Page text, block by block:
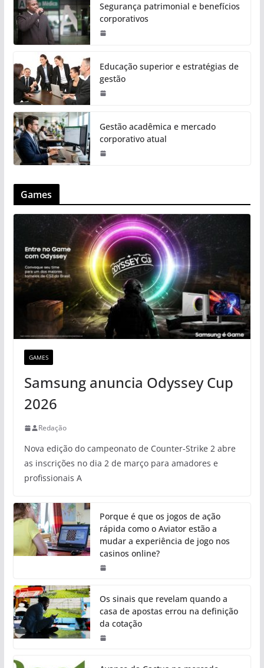
Segurança patrimonial e benefícios
corporativos
Educação superior e estratégias de
gestão
Gestão acadêmica e mercado
corporativo atual
Games
GAMES
Samsung anuncia Odyssey Cup
2026
Redação
Nova edição do campeonato de Counter-Strike 2 abre
as inscrições no dia 2 de março para amadores e
profissionais A
Porque é que os jogos de ação
rápida como o Aviator estão a
mudar a experiência de jogo nos
casinos online?
Os sinais que revelam quando a
casa de apostas errou na definição
da cotação